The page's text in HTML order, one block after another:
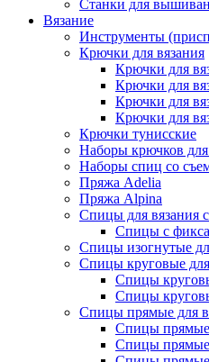
Станки для
Вязание
Инструменты
Крючки для вязания
Крючки для
Крючки для
Крючки для
Крючки для
Крючки тунисские
Наборы крючков для
Наборы спиц со
Пряжа Adelia
Пряжа Alpina
Спицы для вязания
Спицы с
Спицы изогнутые
Спицы круговые
Спицы
Спицы
Спицы прямые для
Спицы прямые
Спицы прямые